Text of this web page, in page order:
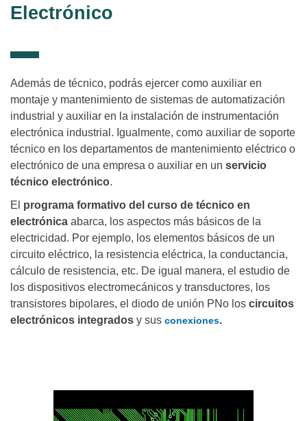
Electrónico
Además de técnico, podrás ejercer como auxiliar en
montaje y mantenimiento de sistemas de automatización
industrial y auxiliar en la instalación de instrumentación
electrónica industrial. Igualmente, como auxiliar de soporte
técnico en los departamentos de mantenimiento eléctrico o
electrónico de una empresa o auxiliar en un servicio
técnico electrónico.
El programa formativo del curso de técnico en
electrónica abarca, los aspectos más básicos de la
electricidad. Por ejemplo, los elementos básicos de un
circuito eléctrico, la resistencia eléctrica, la conductancia,
cálculo de resistencia, etc. De igual manera, el estudio de
los dispositivos electromecánicos y transductores, los
transistores bipolares, el diodo de unión PNo los circuitos
electrónicos integrados y sus conexiones.